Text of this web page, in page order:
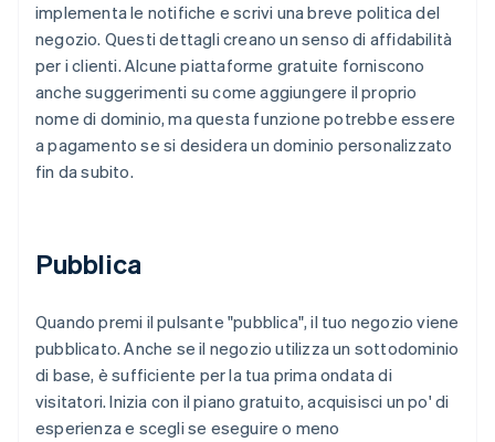
implementa le notifiche e scrivi una breve politica del
negozio. Questi dettagli creano un senso di affidabilità
per i clienti. Alcune piattaforme gratuite forniscono
anche suggerimenti su come aggiungere il proprio
nome di dominio, ma questa funzione potrebbe essere
a pagamento se si desidera un dominio personalizzato
fin da subito.
Pubblica
Quando premi il pulsante "pubblica", il tuo negozio viene
pubblicato. Anche se il negozio utilizza un sottodominio
di base, è sufficiente per la tua prima ondata di
visitatori. Inizia con il piano gratuito, acquisisci un po' di
esperienza e scegli se eseguire o meno